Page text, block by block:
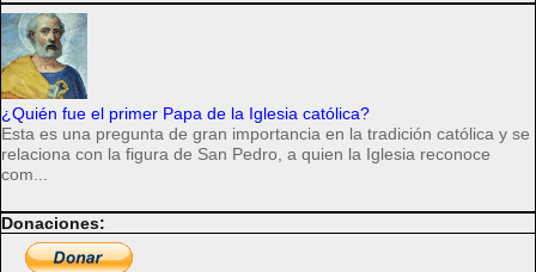
¿Quién fue el primer Papa de la Iglesia católica?
Esta es una pregunta de gran importancia en la tradición católica y se
relaciona con la figura de San Pedro, a quien la Iglesia reconoce
com...
Donaciones: